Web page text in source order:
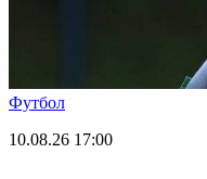
Футбол
10.08.26 17:00